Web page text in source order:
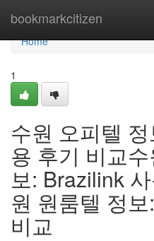
bookmarkcitizen
Home
Home
1
수원 오피텔
용 후기 비교
보: Brazilink
원 원룸텔 정
비교